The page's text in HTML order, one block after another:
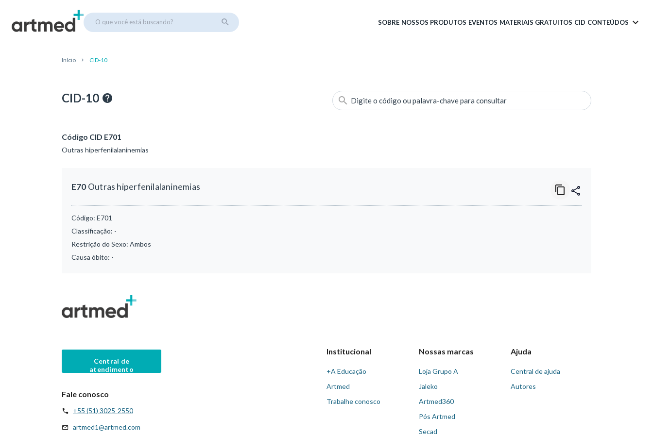
O que você está buscando? SOBRE NOSSOS PRODUTOS EVENTOS MATERIAIS GRATUITOS CID CONTEÚDOS
Início CID-10
CID-10 Digite o código ou palavra-chave para consultar
Código CID E701
Outras hiperfenilalaninemias
E70Outras hiperfenilalaninemias
Código: E701
Classificação: -
Restrição do Sexo: Ambos
Causa óbito: -
Central de
atendimento
Fale conosco
+55 (51) 3025-2550
artmed1@artmed.com
Institucional
+A Educação
Artmed
Trabalhe conosco
Nossas marcas
Loja Grupo A
Jaleko
Artmed360
Pós Artmed
Secad
Ajuda
Central de ajuda
Autores